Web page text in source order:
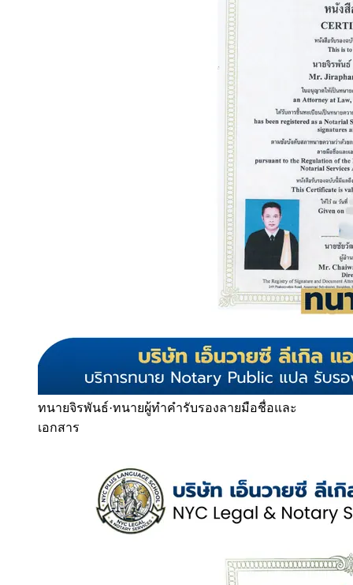
ทนายจิรพันธ์·ทนายผู้ทำคำรับรองลายมือชื่อและ
เอกสาร